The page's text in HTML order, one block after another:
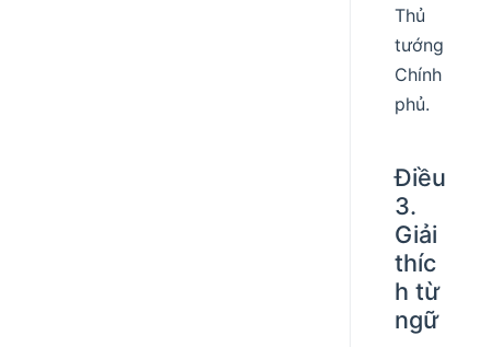
Thủ
tướng
Chính
phủ.
Điều
3.
Giải
thíc
h từ
ngữ